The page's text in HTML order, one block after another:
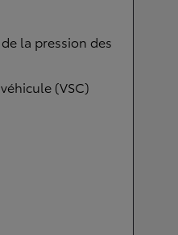
la pression des
(VSC)